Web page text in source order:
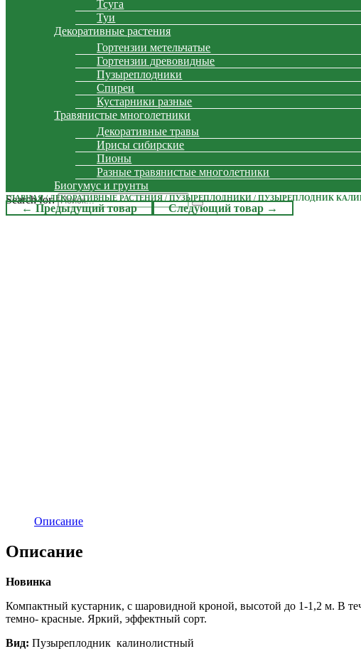
Тсуга
Туи
Декоративные растения
Гортензии метельчатые
Гортензии древовидные
Пузыреплодники
Спиреи
Кустарники разные
Травянистые многолетники
Декоративные травы
Ирисы сибирские
Пионы
Разные травянистые многолетники
Биогумус и грунты
Search for:
ГЛАВНАЯ/ДЕКОРАТИВНЫЕ РАСТЕНИЯ / ПУЗЫРЕПЛОДНИКИ / ПУЗЫРЕПЛОДНИК
← Предыдущий товар Следующий товар →
Описание
Описание
Новинка
Компактный кустарник, с шаровидной кроной, высотой до 1-1,2 м. В
темно- красные. Яркий, эффектный сорт.
Вид: Пузыреплодник калинолистный